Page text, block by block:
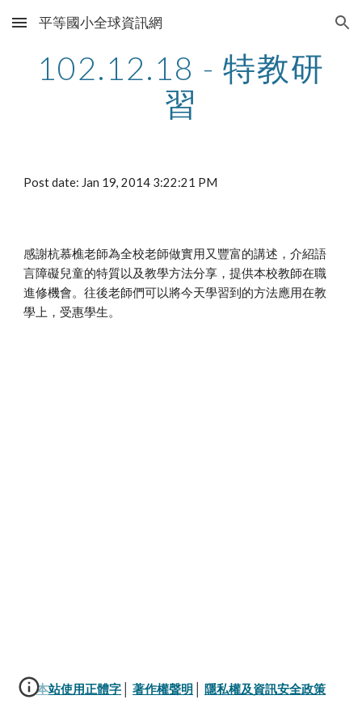
Skip to main content Skip to navigation
平等國小全球資訊網
102.12.18 - 特教研
習
Post date: Jan 19, 2014 3:22:21 PM
感謝杭慕樵老師為全校老師做實用又豐富的講述，介紹語
言障礙兒童的特質以及教學方法分享，提供本校教師在職
進修機會。往後老師們可以將今天學習到的方法應用在教
學上，受惠學生。
本站使用正體字 著作權聲明 隱私權及資訊安全政策